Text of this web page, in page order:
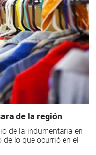
de la región
de la indumentaria en
lo que ocurrió en el